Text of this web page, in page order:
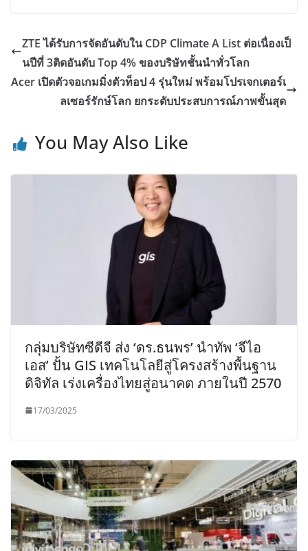
ZTE ได้รับการจัดอันดับใน CDP Climate A List ต่อเนื่องเป็
นปีที่ 3ติดอันดับ Top 4% ของบริษัทชั้นนำทั่วโลก
Acer เปิดตัวจอเกมมิ่งตัวท็อป 4 รุ่นใหม่ พร้อมโปรเจกเตอร์เ
ลเซอร์รักษ์โลก ยกระดับประสบการณ์ภาพขั้นสุด
You May Also Like
กลุ่มบริษัทซีดีจี ส่ง ‘ดร.ธนพร’ นำทัพ ‘จีไอ
เอส’ ปั้น GIS เทคโนโลยีสู่โครงสร้างพื้นฐาน
ดิจิทัล เร่งเครื่องไทยสู่อนาคต ภายในปี 2570
17/03/2025